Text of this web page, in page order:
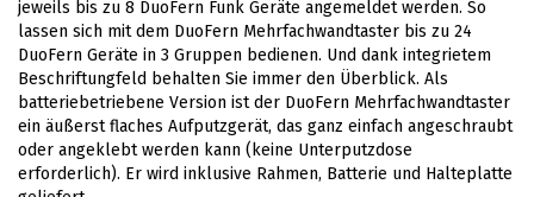
jeweils bis zu 8 DuoFern Funk Geräte angemeldet werden. So
lassen sich mit dem DuoFern Mehrfachwandtaster bis zu 24
DuoFern Geräte in 3 Gruppen bedienen. Und dank integrietem
Beschriftungfeld behalten Sie immer den Überblick. Als
batteriebetriebene Version ist der DuoFern Mehrfachwandtaster
ein äußerst flaches Aufputzgerät, das ganz einfach angeschraubt
oder angeklebt werden kann (keine Unterputzdose
erforderlich). Er wird inklusive Rahmen, Batterie und Halteplatte